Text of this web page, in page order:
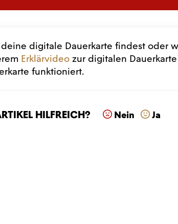
digitale Dauerkarte findest oder
Erklärvideo zur digitalen
funktioniert.
hilfreich? Nein Ja